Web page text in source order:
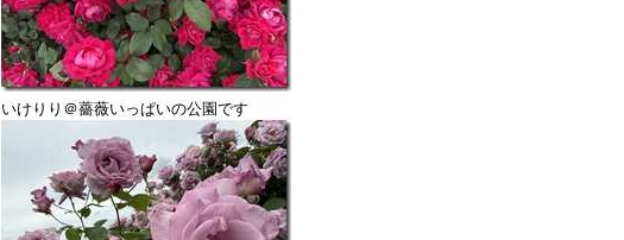
いけりり＠薔薇いっぱいの公園です